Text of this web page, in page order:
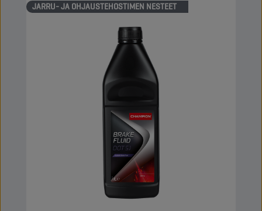
JARRU- JA OHJAUSTEHOSTIMEN NESTEET